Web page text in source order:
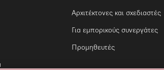
Αρχιτέκτονες και σχεδιαστές
Για εμπορικούς συνεργάτες
Προμηθευτές